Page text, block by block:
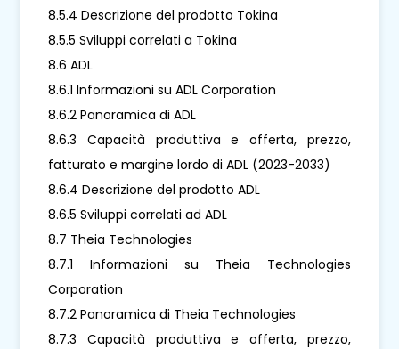
8.5.4 Descrizione del prodotto Tokina
8.5.5 Sviluppi correlati a Tokina
8.6 ADL
8.6.1 Informazioni su ADL Corporation
8.6.2 Panoramica di ADL
8.6.3 Capacità produttiva e offerta, prezzo,
fatturato e margine lordo di ADL (2023-2033)
8.6.4 Descrizione del prodotto ADL
8.6.5 Sviluppi correlati ad ADL
8.7 Theia Technologies
8.7.1 Informazioni su Theia Technologies
Corporation
8.7.2 Panoramica di Theia Technologies
8.7.3 Capacità produttiva e offerta, prezzo,